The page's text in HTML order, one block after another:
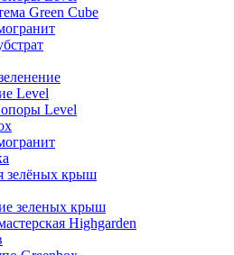
Green Cube
Level
Level
зелёных крыш
зеленых крыш
Highgarden